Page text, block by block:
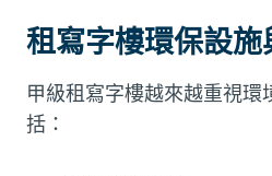
租寫字樓環保設
甲級租寫字樓越來越重視環
括：